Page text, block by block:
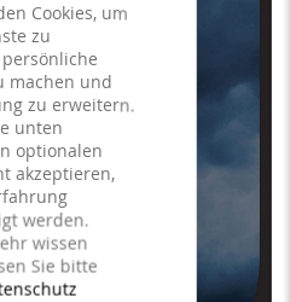
Cookies, um
zu
machen und
zu erweitern.
unten
optionalen
akzeptieren,
werden.
wissen
Sie bitte